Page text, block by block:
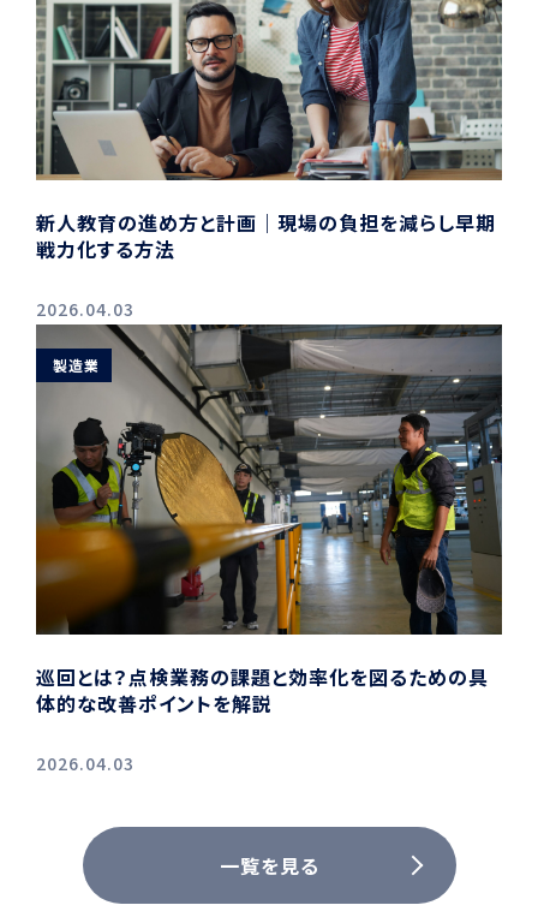
新人教育の進め方と計画｜現場の負担を減らし早期
戦力化する方法
2026.04.03
巡回とは？点検業務の課題と効率化を図るための具
体的な改善ポイントを解説
製造業
2026.04.03
一覧を見る